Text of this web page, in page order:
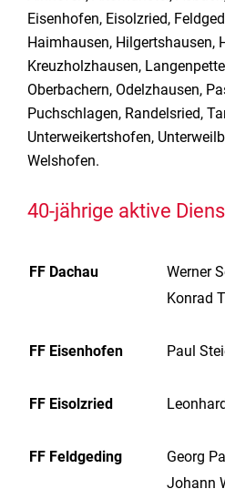
Eisenhofen, Eisolzried,
Haimhausen, Hilgertshausen,
Kreuzholzhausen,
Oberbachern, Odelzhausen,
Puchschlagen, Randelsried,
Unterweikertshofen,
Welshofen.
40-jährige aktive
FF Dachau
Werner
Konrad
FF Eisenhofen Paul
FF Eisolzried
FF Feldgeding
Georg
Johann